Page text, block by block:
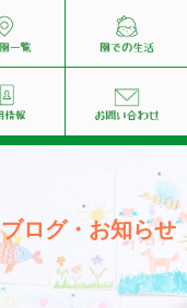
ブログ・お知らせ